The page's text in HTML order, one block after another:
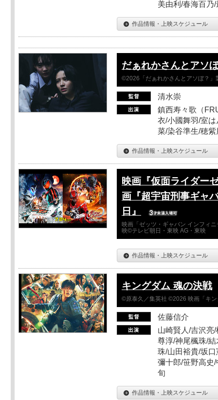
美由利/春海百乃
作品情報・上映スケジュール
だぁれかさんとアソ
©2026「だぁれかさんとアソぼ？」
清水崇
鎮西寿々歌（
衣/小國舞羽/室
菜/染谷準生/穂
作品情報・上映スケジュール
映画『仮面ライダー
画『超宇宙刑事ギャ
日』
映画「ゼッツ・ギャバン インフィ
映©テレビ朝日・東映 AG・東映
作品情報・上映スケジュール
キングダム 魂の決戦
©原泰久／集英社 ©2026 映画「キ
佐藤信介
山崎賢人/吉沢亮
尊淳/神尾楓珠/
珠/山田裕貴/坂
彌十郎/笹野高史
旬
作品情報・上映スケジュール